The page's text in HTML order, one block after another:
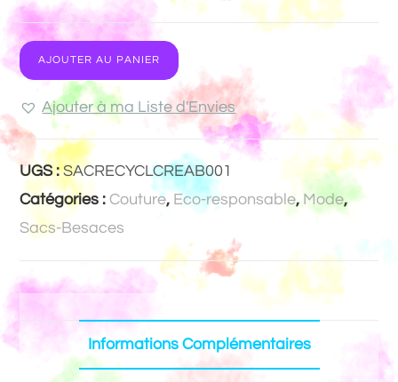
AJOUTER AU PANIER
Ajouter à ma Liste d'Envies
UGS :SACRECYCLCREAB001
Catégories : Couture, Eco-responsable, Mode,
Sacs-Besaces
Informations Complémentaires